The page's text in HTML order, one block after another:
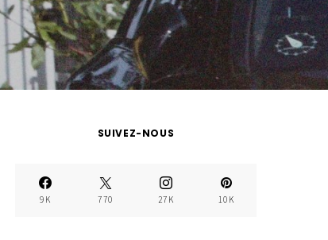
SUIVEZ-NOUS
9K 770 27K 10K